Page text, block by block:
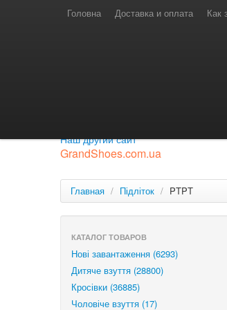
Головна Доставка и оплата Как
Лайф: (063) 527-76-88 МТС: (050) 967-
Наш другий сайт
GrandShoes.com.ua
Главная / Підліток / PTPT
КАТАЛОГ ТОВАРОВ
Нові завантаження (6293)
Дитяче взуття (28800)
Кросівки (36885)
Чоловіче взуття (17)